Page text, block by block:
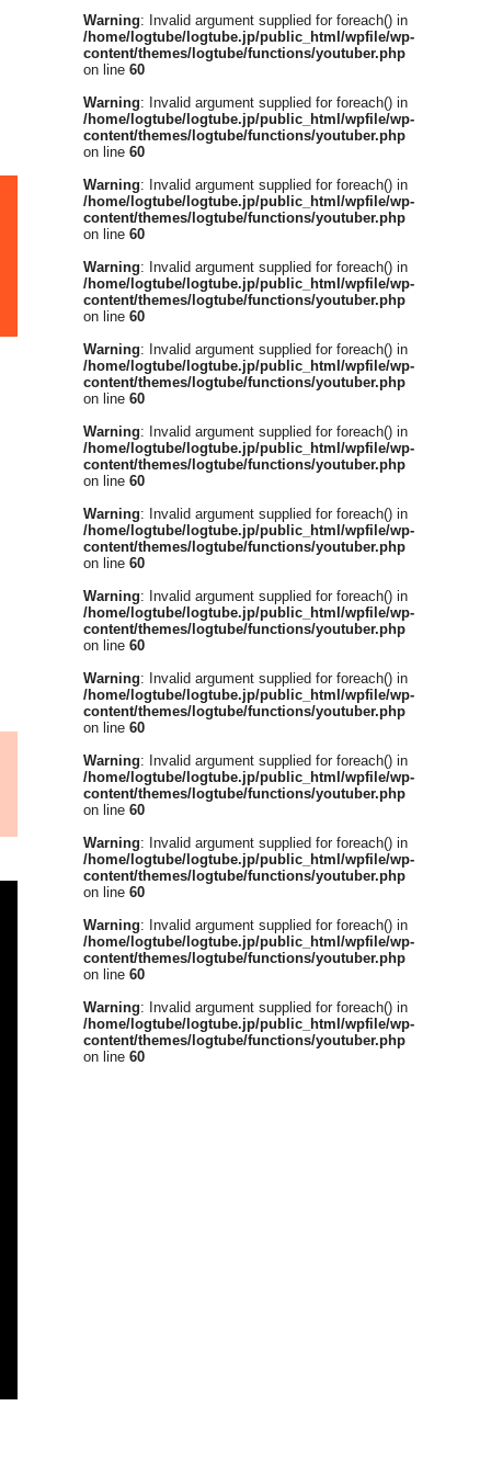
Warning: Invalid argument supplied for foreach() in
/home/logtube/logtube.jp/public_html/wpfile/wp-
content/themes/logtube/functions/youtuber.php
on line 60
Warning: Invalid argument supplied for foreach() in
/home/logtube/logtube.jp/public_html/wpfile/wp-
content/themes/logtube/functions/youtuber.php
on line 60
Warning: Invalid argument supplied for foreach() in
/home/logtube/logtube.jp/public_html/wpfile/wp-
content/themes/logtube/functions/youtuber.php
on line 60
Warning: Invalid argument supplied for foreach() in
/home/logtube/logtube.jp/public_html/wpfile/wp-
content/themes/logtube/functions/youtuber.php
on line 60
Warning: Invalid argument supplied for foreach() in
/home/logtube/logtube.jp/public_html/wpfile/wp-
content/themes/logtube/functions/youtuber.php
on line 60
Warning: Invalid argument supplied for foreach() in
/home/logtube/logtube.jp/public_html/wpfile/wp-
content/themes/logtube/functions/youtuber.php
on line 60
Warning: Invalid argument supplied for foreach() in
/home/logtube/logtube.jp/public_html/wpfile/wp-
content/themes/logtube/functions/youtuber.php
on line 60
Warning: Invalid argument supplied for foreach() in
/home/logtube/logtube.jp/public_html/wpfile/wp-
content/themes/logtube/functions/youtuber.php
on line 60
Warning: Invalid argument supplied for foreach() in
/home/logtube/logtube.jp/public_html/wpfile/wp-
content/themes/logtube/functions/youtuber.php
on line 60
Warning: Invalid argument supplied for foreach() in
/home/logtube/logtube.jp/public_html/wpfile/wp-
content/themes/logtube/functions/youtuber.php
on line 60
Warning: Invalid argument supplied for foreach() in
/home/logtube/logtube.jp/public_html/wpfile/wp-
content/themes/logtube/functions/youtuber.php
on line 60
Warning: Invalid argument supplied for foreach() in
/home/logtube/logtube.jp/public_html/wpfile/wp-
content/themes/logtube/functions/youtuber.php
on line 60
Warning: Invalid argument supplied for foreach() in
/home/logtube/logtube.jp/public_html/wpfile/wp-
content/themes/logtube/functions/youtuber.php
on line 60